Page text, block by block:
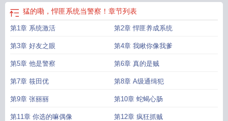
猛的嘞，悍匪系统当警察！ 章节列表
第1章 系统激活 第2章 悍匪养成系统
第3章 好友之眼 第4章 我瞅你像我爹
第5章 他是警察 第6章 真的是贼
第7章 筱田优 第8章 A级通缉犯
第9章 张丽丽 第10章 蛇蝎心肠
第11章 你选的嘛偶像 第12章 疯狂抓贼